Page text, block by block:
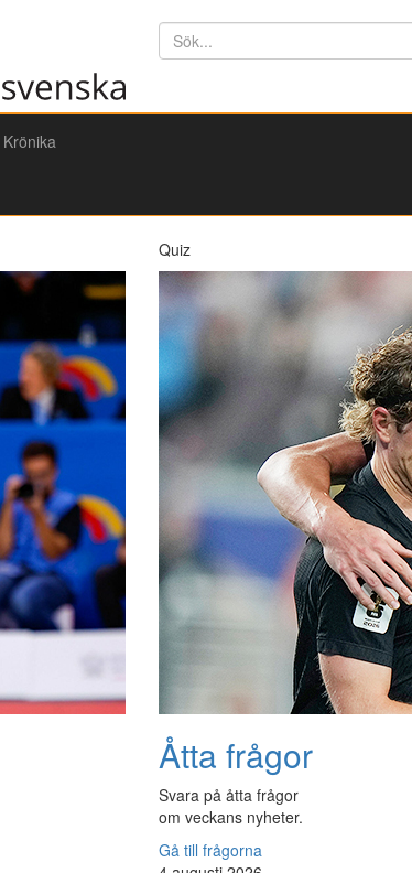
Söktext
Krönika
Quiz
Åtta frågor
Svara på åtta frågor
om veckans nyheter.
Gå till frågorna